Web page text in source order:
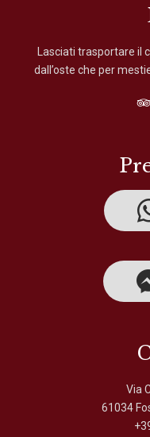
Lasciati trasportare il
dall’oste che per

Via
61034